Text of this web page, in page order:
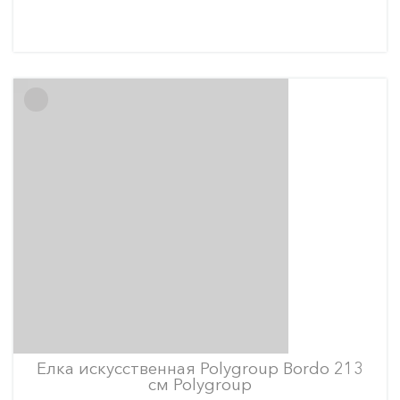
Елка искусственная Polygroup Bordo 213
см Polygroup